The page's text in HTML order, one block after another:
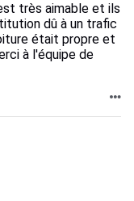
très aimable et ils
dû à un trafic
était propre et
à l'équipe de